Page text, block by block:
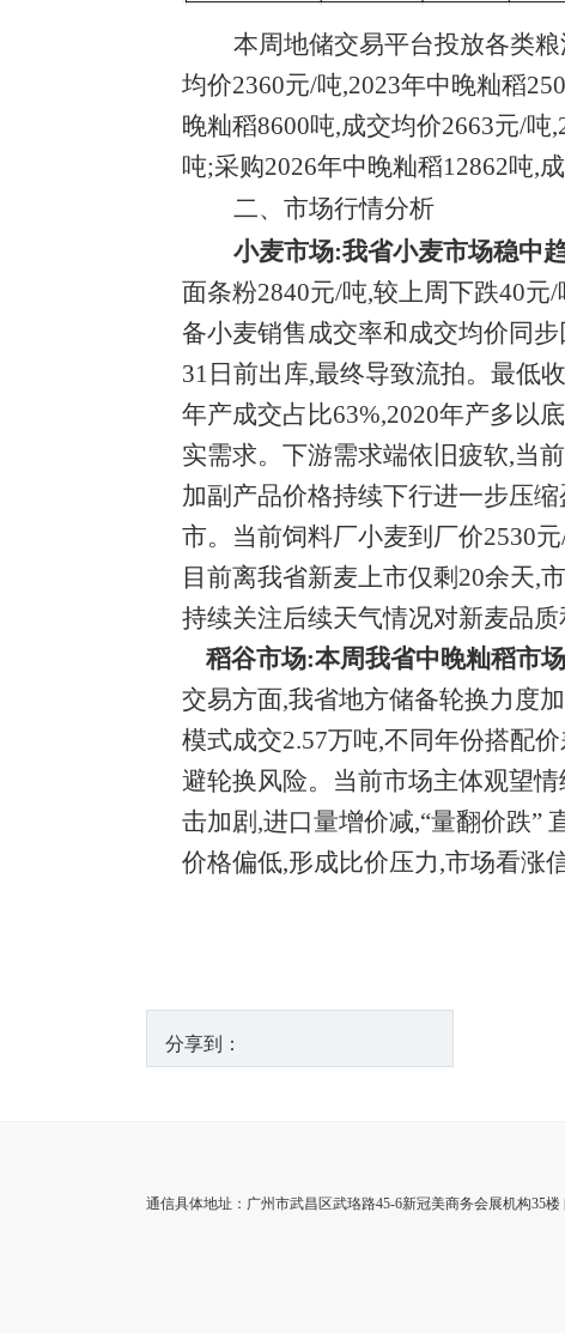
本周地储交易平台投放各类粮
均价2360元/吨,2023年中晚籼稻
晚籼稻8600吨,成交均价2663元/吨
吨;采购2026年中晚籼稻12862吨,
二、市场行情分析
小麦市场:我省小麦市场稳中趋
面条粉2840元/吨,较上周下跌40
备小麦销售成交率和成交均价同
31日前出库,最终导致流拍。最低
年产成交占比63%,2020年产多以
实需求。下游需求端依旧疲软,当
加副产品价格持续下行进一步压
市。当前饲料厂小麦到厂价2530
目前离我省新麦上市仅剩20余天,
持续关注后续天气情况对新麦品
稻谷市场:本周我省中晚籼稻市场
交易方面,我省地方储备轮换力度
模式成交2.57万吨,不同年份搭配
避轮换风险。当前市场主体观望
击加剧,进口量增价减,“量翻价跌”
价格偏低,形成比价压力,市场看涨
分享到：
通信具体地址：广州市武昌区武珞路45-6新冠美商务会展机构35